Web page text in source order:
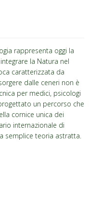
rappresenta oggi la
la Natura nel
caratterizzata da
dalle ceneri non è
per medici, psicologi
un percorso che
cornice unica dei
internazionale di
semplice teoria astratta.